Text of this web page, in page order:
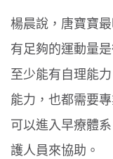
楊晨說，唐寶寶
有足夠的運動量
至少能有自理能
能力，也都需要
可以進入早療體
護人員來協助。